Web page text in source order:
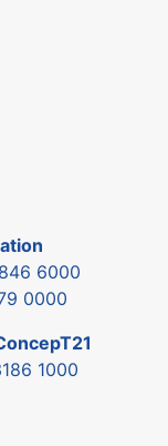
6000
0000
1000